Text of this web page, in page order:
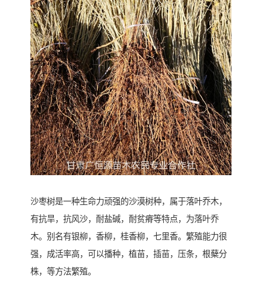
沙枣树是一种生命力顽强的沙漠树种，属于落叶乔木，
有抗旱，抗风沙，耐盐碱，耐贫瘠等特点，为落叶乔
木。别名有银柳，香柳，桂香柳，七里香。繁殖能力很
强，成活率高，可以播种，植苗，插苗，压条，根蘖分
株，等方法繁殖。